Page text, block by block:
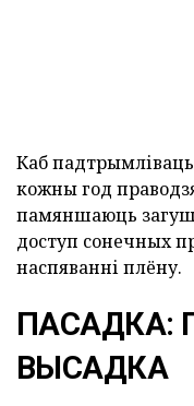
Каб
кожны год
памяншаюць
доступ сонечных
наспяванні плёну.
ПАСАДКА:
ВЫСАДКА